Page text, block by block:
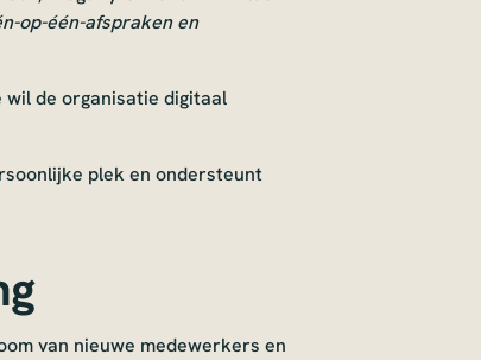
op-één-afspraken en
de organisatie digitaal
plek en ondersteunt
van nieuwe medewerkers en